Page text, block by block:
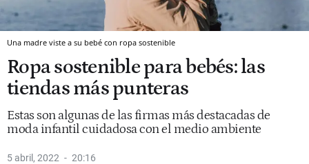
Una madre viste a su bebé con ropa sostenible
Ropa sostenible para bebés: las
tiendas más punteras
Estas son algunas de las firmas más destacadas de
moda infantil cuidadosa con el medio ambiente
5 abril, 2022 20:16